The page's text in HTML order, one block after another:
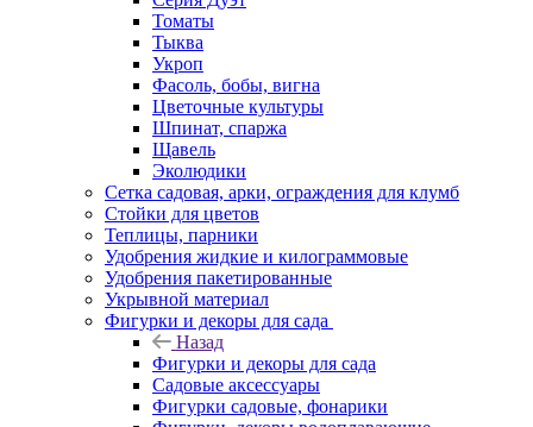
Томаты
Тыква
Укроп
Фасоль, бобы, вигна
Цветочные культуры
Шпинат, спаржа
Щавель
Эколюдики
Сетка садовая, арки, ограждения для клумб
Стойки для цветов
Теплицы, парники
Удобрения жидкие и килограммовые
Удобрения пакетированные
Укрывной материал
Фигурки и декоры для сада
Назад
Фигурки и декоры для сада
Садовые аксессуары
Фигурки садовые, фонарики